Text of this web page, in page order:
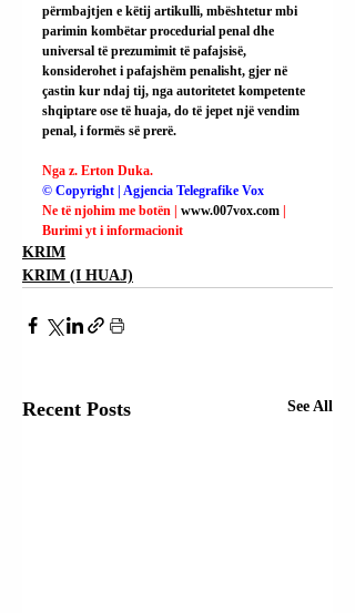
përmbajtjen e këtij artikulli, mbështetur mbi
parimin kombëtar procedurial penal dhe
universal të prezumimit të pafajsisë,
konsiderohet i pafajshëm penalisht, gjer në
çastin kur ndaj tij, nga autoritetet kompetente
shqiptare ose të huaja, do të jepet një vendim
penal, i formës së prerë.
Nga z. Erton Duka.
© Copyright | Agjencia Telegrafike Vox
Ne të njohim me botën | www.007vox.com
Burimi yt i informacionit
KRIM
KRIM (I HUAJ)
Recent Posts See All